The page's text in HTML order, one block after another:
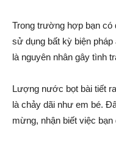
Trong trường hợp bạn
sử dụng bất kỳ biện
là nguyên nhân gây tình
Lượng nước bọt bài tiết
là chảy dãi như em bé.
mừng, nhận biết việc bạn